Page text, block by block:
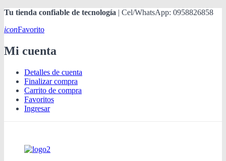
Tu tienda confiable de tecnología | Cel/WhatsApp: 0958826858
iconFavorito
Mi cuenta
Detalles de cuenta
Finalizar compra
Carrito de compra
Favoritos
Ingresar